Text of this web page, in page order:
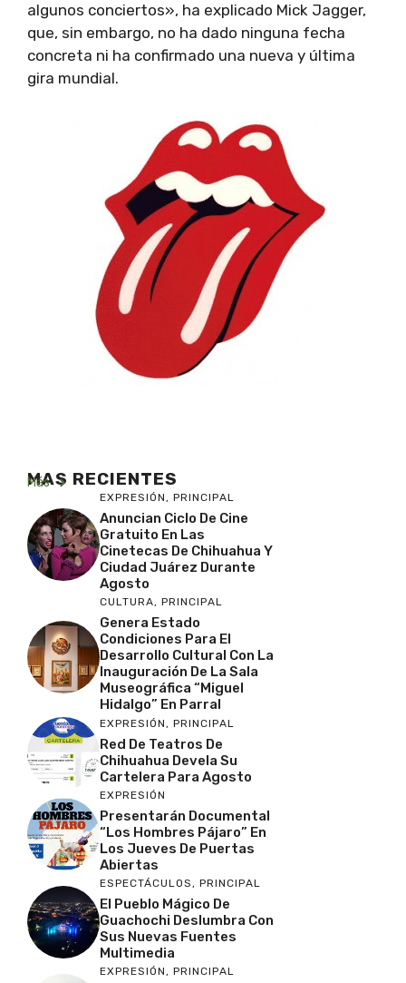
algunos conciertos», ha explicado Mick Jagger,
que, sin embargo, no ha dado ninguna fecha
concreta ni ha confirmado una nueva y última
gira mundial.
MAS RECIENTES
Más
EXPRESIÓN, PRINCIPAL
Anuncian Ciclo De Cine
Gratuito En Las
Cinetecas De Chihuahua Y
Ciudad Juárez Durante
Agosto
CULTURA, PRINCIPAL
Genera Estado
Condiciones Para El
Desarrollo Cultural Con La
Inauguración De La Sala
Museográfica “Miguel
Hidalgo” En Parral
EXPRESIÓN , PRINCIPAL
Red De Teatros De
Chihuahua Devela Su
Cartelera Para Agosto
EXPRESIÓN
Presentarán Documental
“Los Hombres Pájaro” En
Los Jueves De Puertas
Abiertas
ESPECTÁCULOS, PRINCIPAL
El Pueblo Mágico De
Guachochi Deslumbra Con
Sus Nuevas Fuentes
Multimedia
EXPRESIÓN, PRINCIPAL